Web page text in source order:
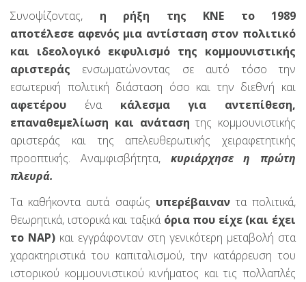
Συνοψίζοντας, η ρήξη της ΚΝΕ το 1989
αποτέλεσε αφενός μια αντίσταση στον πολιτικό
και ιδεολογικό εκφυλισμό της κομμουνιστικής
αριστεράς ενσωματώνοντας σε αυτό τόσο την
εσωτερική πολιτική διάσταση όσο και την διεθνή και
αφετέρου ένα κάλεσμα για αντεπίθεση,
επαναθεμελίωση και ανάταση της κομμουνιστικής
αριστεράς και της απελευθερωτικής χειραφετητικής
προοπτικής. Αναμφισβήτητα, κυριάρχησε η πρώτη
πλευρά.
Τα καθήκοντα αυτά σαφώς υπερέβαιναντα πολιτικά,
θεωρητικά, ιστορικά και ταξικά όρια που είχε (και έχει
το ΝΑΡ) και εγγράφονταν στη γενικότερη μεταβολή στα
χαρακτηριστικά του καπιταλισμού, την κατάρρευση του
ιστορικού κομμουνιστικού κινήματος και τις πολλαπλές